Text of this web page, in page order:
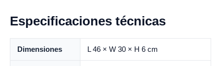
Especificaciones técnicas
Dimensiones L 46 × W 30 × H 6 cm